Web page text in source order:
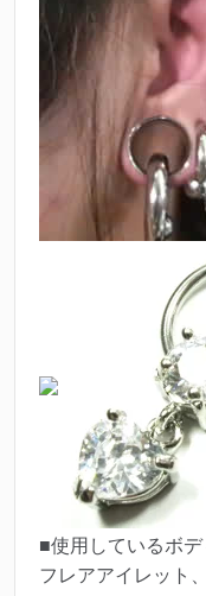
■使用しているボデ
フレアアイレット